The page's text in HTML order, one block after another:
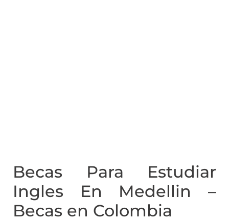
Becas Para Estudiar
Ingles En Medellin –
Becas en Colombia